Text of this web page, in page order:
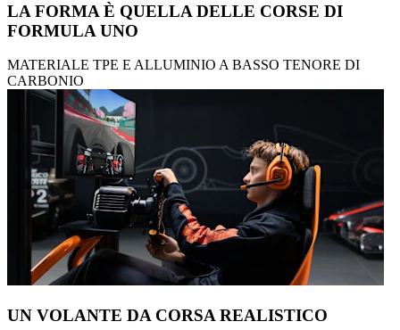
LA FORMA È QUELLA DELLE CORSE DI
FORMULA UNO
MATERIALE TPE E ALLUMINIO A BASSO TENORE DI
CARBONIO
UN VOLANTE DA CORSA REALISTICO